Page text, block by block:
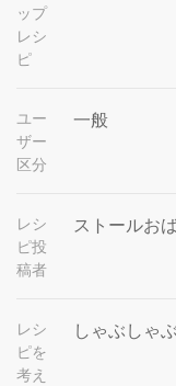
ップ
レシ
ピ
ユー
ザー
区分
一般
レシ
ピ投
稿者
ストールお
レシ
ピを
考え
しゃぶしゃ